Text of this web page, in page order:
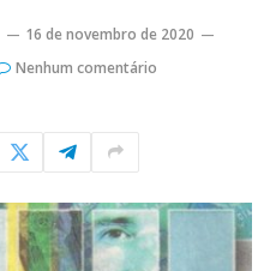
16 de novembro de 2020
Nenhum comentário